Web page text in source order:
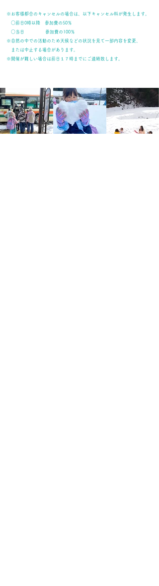
※お客様都合のキャンセルの場合は、以下キャンセル料が発生します。
○前日0時以降 参加費の50％
​ ○当日 参加費の100％
※自然の中での活動のため天候などの状況を見て一部内容を変更、
または中止する場合があります。
※開催が難しい場合は前日１７時までにご連絡致します。​